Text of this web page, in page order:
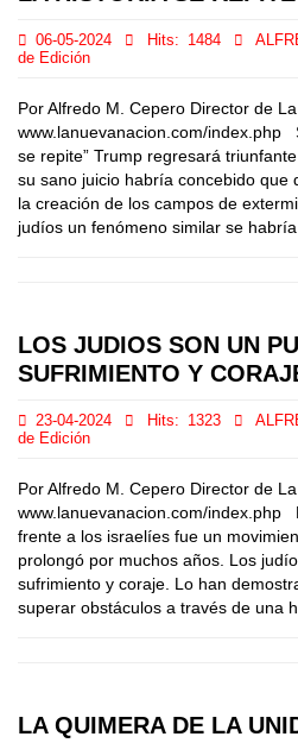
06-05-2024 Hits: 1484
de Edición
Por Alfredo M. Cepero Director de
www.lanuevanacion.com/index.php
se repite” Trump regresará
su sano juicio habría concebido que
la creación de los campos de
judíos un fenómeno similar se habría
LOS JUDIOS SON UN
SUFRIMIENTO Y
23-04-2024 Hits: 1323
de Edición
Por Alfredo M. Cepero Director de
www.lanuevanacion.com/index.php
frente a los israelíes fue un
prolongó por muchos años. Los
sufrimiento y coraje. Lo han
superar obstáculos a través de una
LA QUIMERA DE LA